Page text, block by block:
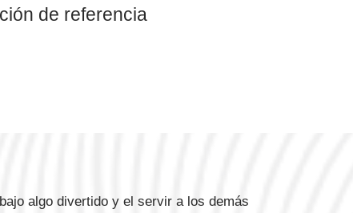
de referencia
algo divertido y el servir a los demás